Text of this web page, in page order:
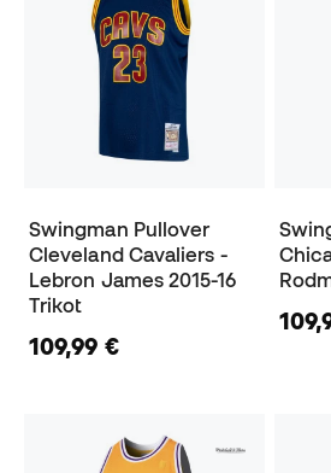
Swingman Pullover
Cleveland Cavaliers -
Lebron James 2015-16
Trikot
109,99 €